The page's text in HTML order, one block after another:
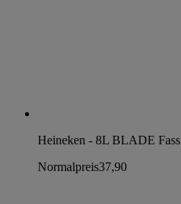
Heineken - 8L BLADE Fass
Normalpreis37,90